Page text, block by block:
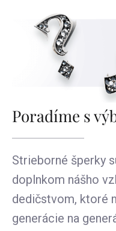
Poradíme s
Strieborné šperky
doplnkom nášho
dedičstvom, ktoré
generácie na